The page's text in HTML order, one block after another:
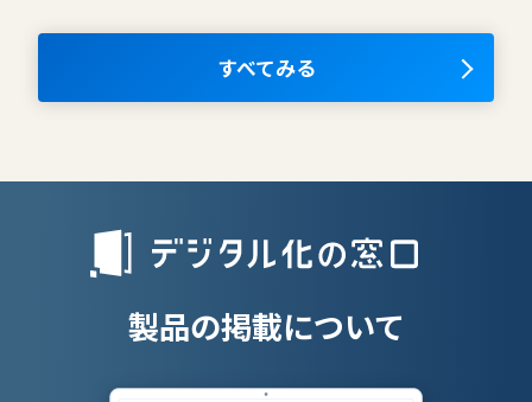
ナレッジマネジメントツール
OKRツール
授業支援シス
すべてみる
製品の掲載について